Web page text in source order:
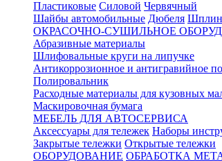
Пластиковые Силовой Червячный
Шайбы автомобильные Дюбеля
ОКРАСОЧНО-СУШИЛЬНОЕ
Абразивные материалы
Шлифовальные круги на липучке
Антикоррозионное и антигравийное
Полировальник
Расходные материалы для кузовных
Маскировочная бумага
МЕБЕЛЬ ДЛЯ АВТОСЕРВИСА
Аксессуары для тележек Наборы
Закрытые тележки Открытые тележки
ОБОРУДОВАНИЕ ОБРАБОТКА